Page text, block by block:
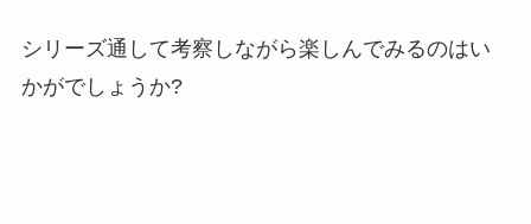
シリーズ通して考察しながら楽しんでみるのはい
かがでしょうか?